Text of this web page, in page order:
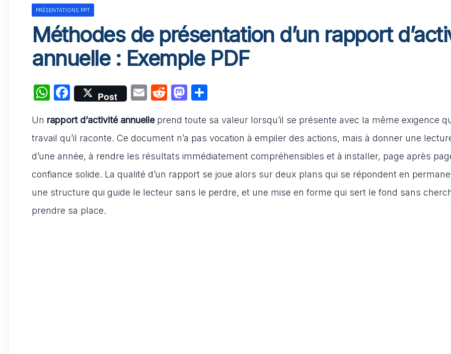
PRÉSENTATIONS PPT
Méthodes de présentation d’un rapport
annuelle : Exemple PDF
W
at
s
A
p
p
F
a
c
e
b
o
o
k
Post
E
ai
l
R
d
di
t
M
st
o
d
o
n
ta
g
er
Un rapport d’activité annuelleprend toute sa valeur lorsqu’il se présente avec la même exigence
travail qu’il raconte. Ce document n’a pas vocation à empiler des actions, mais à donner une
d’une année, à rendre les résultats immédiatement compréhensibles et à installer, page après
confiance solide. La qualité d’un rapport se joue alors sur deux plans qui se répondent en
une structure qui guide le lecteur sans le perdre, et une mise en forme qui sert le fond sans
prendre sa place.